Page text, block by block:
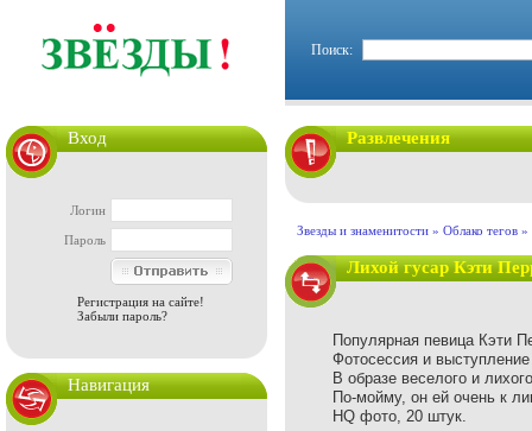
Поиск:
Вход
Логин
Пароль
Регистрация на сайте!
Забыли пароль?
Навигация
Развлечения
Звезды и знаменитости » Облако тегов »
Лихой гусар Кэти
Популярная певица Кэти
Фотосессия и
В образе веселого и
По-мойму, он ей очень к
HQ фото, 20 штук.